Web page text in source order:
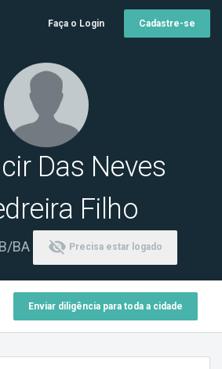
Faça o Login Cadastre-se
Das Neves
Filho
BA visibility_off Precisa estar logado
Enviar diligência para toda a cidade